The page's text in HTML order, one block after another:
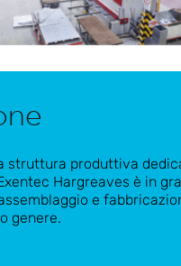
struttura produttiva
Hargreaves è in
e
genere.